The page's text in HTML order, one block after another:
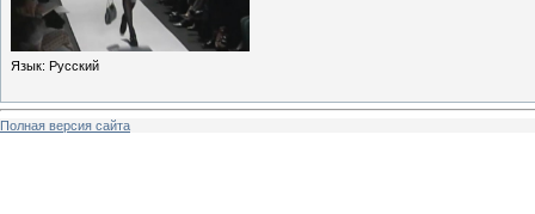
Язык: Русский
Полная версия сайта